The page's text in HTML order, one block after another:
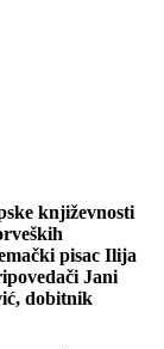
književnosti
pisac Ilija
Jani
dobitnik